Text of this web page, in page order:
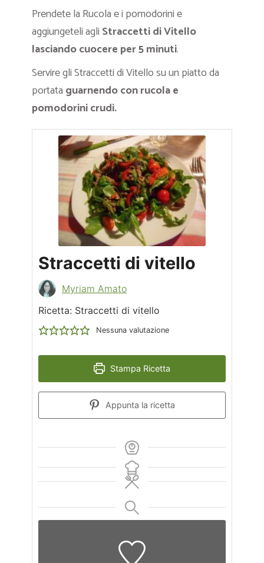
Prendete la Rucola e i pomodorini e
aggiungeteli agli Straccetti di Vitello
lasciando cuocere per 5 minuti.
Servire gli Straccetti di Vitello su un piatto da
portata guarnendo con rucola e
pomodorini crudi.
Straccetti di vitello
Myriam Amato
Ricetta: Straccetti di vitello
Nessuna valutazione
Stampa Ricetta
Appunta la ricetta